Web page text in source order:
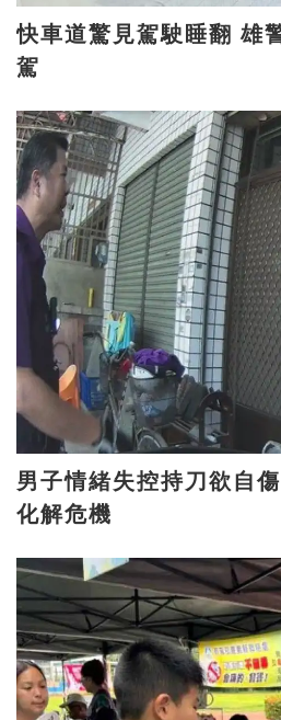
快車道驚見駕駛睡翻 雄警喚醒一測竟是酒
駕
男子情緒失控持刀欲自傷 水上警溫情勸說
化解危機